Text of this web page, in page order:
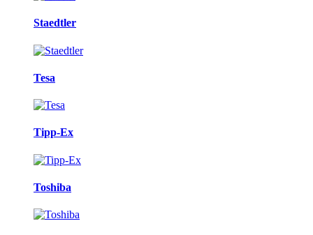
Staedtler
Tesa
Tipp-Ex
Toshiba